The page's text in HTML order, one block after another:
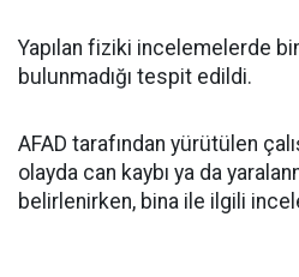
Yapılan fiziki incelemelerde
bulunmadığı tespit edildi.
AFAD tarafından yürütülen
olayda can kaybı ya da
belirlenirken, bina ile ilgili